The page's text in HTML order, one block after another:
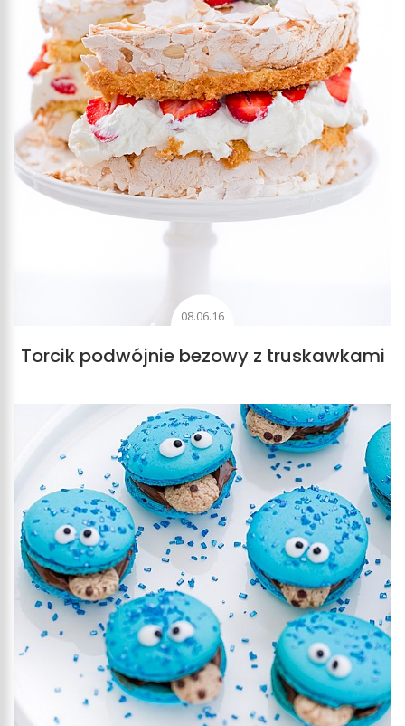
08.06.16
Torcik podwójnie bezowy z truskawkami